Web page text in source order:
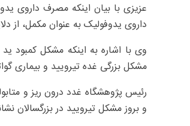
عزیزی با بیان اینکه مصرف داروی
داروی یدوفولیک به عنوان مکمل، از
مشکل بزرگی غده تیرویید و بیماری گواتر درگیر
رئیس پژوهشگاه غدد درون ریز و
و بروز مشکل تیرویید در بزرگسالان